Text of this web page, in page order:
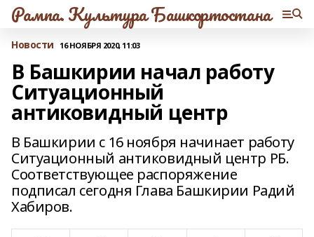
Рампа. Культура Башкортостана
Новости 16 НОЯБРЯ 2020, 11:03
В Башкирии начал работу
Ситуационный
антиковидный центр
В Башкирии с 16 ноября начинает работу
Ситуационный антиковидный центр РБ.
Соответствующее распоряжение
подписал сегодня Глава Башкирии Радий
Хабиров.